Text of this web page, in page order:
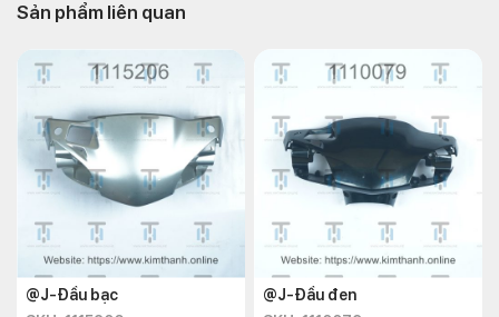
Sản phẩm liên quan
@J-Đầu bạc
@J-Đầu đen